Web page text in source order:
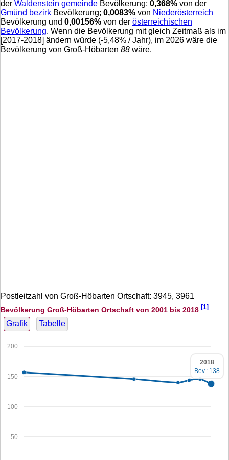
der Waldenstein gemeinde Bevölkerung; 0,368% von der
Gmünd bezirk Bevölkerung; 0,0083% von Niederösterreich
Bevölkerung und 0,00156% von der österreichischen
Bevölkerung. Wenn die Bevölkerung mit gleich Zeitmaß als im
[2017-2018] ändern würde (-5,48% / Jahr), im 2026 wäre die
Bevölkerung von Groß-Höbarten 88 wäre.
Postleitzahl von Groß-Höbarten Ortschaft: 3945, 3961
Bevölkerung Groß-Höbarten Ortschaft von 2001 bis 2018 [1]
Grafik Tabelle
50
100
150
200
2018
Bev.: 138